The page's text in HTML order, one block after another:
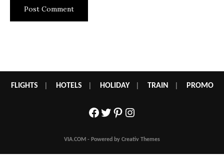
FLIGHTS HOTELS HOLIDAY| TRAIN PROMO
Facebook
Twitter
Pinterest
Instagram
VIA.COM - Powered by Creativ Themes